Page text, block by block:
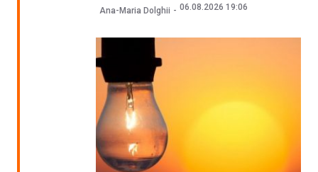
Ana-Maria Dolghii 06.08.2026 19:06